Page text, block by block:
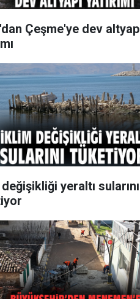
Çeşme'ye dev
yeraltı sularını